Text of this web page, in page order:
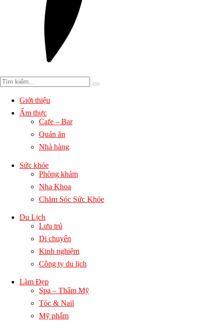
Giới thiệu
Ẩm thực
Cafe – Bar
Quán ăn
Nhà hàng
Sức khỏe
Phòng khám
Nha Khoa
Chăm Sóc Sức Khỏe
Du Lịch
Lưu trú
Di chuyển
Kinh nghiệm
Công ty du lịch
Làm Đẹp
Spa – Thẩm Mỹ
Tóc & Nail
Mỹ phẩm